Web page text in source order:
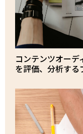
コンテンツオー
を評価、分析する